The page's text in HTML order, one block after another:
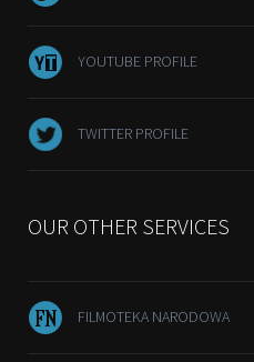
YOUTUBE PROFILE
TWITTER PROFILE
OUR OTHER SERVICES
FILMOTEKA NARODOWA